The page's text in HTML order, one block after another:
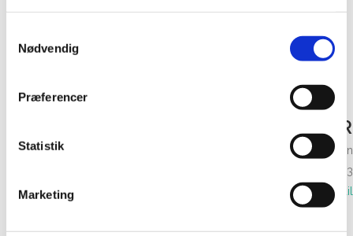
Nødvendig
Præferencer
Statistik
Marketing
DIN PERSONLIGE VEJLEDER
Mickey Kromann-Jensen
Ring på tlf. 69 13 70 23
Send email